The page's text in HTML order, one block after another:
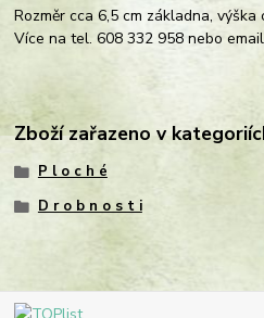
Rozměr cca 6,5 cm základna, výška
Více na tel. 608 332 958 nebo
Zboží zařazeno v
P l o c h é
D r o b n o s t i